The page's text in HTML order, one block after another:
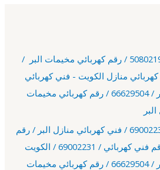
كهربائي مخيمات البر / 50802191 / رقم كهربائي مخيمات البر /
منازل الكويت - فني كهربائي
كهربائي مخيمات البر / 66629504 / رقم كهربائي مخيمات
كهربائي مخيمات البر / 69002231 / فني كهربائي منازل البر / رقم
/ 69002231 / الكويت
كهربائي مخيمات البر / 66629504 / رقم كهربائي مخيمات